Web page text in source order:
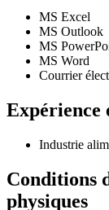
MS Excel
MS Outlook
MS
MS Word
Courrier
Expérience
Industrie
Conditions
physiques